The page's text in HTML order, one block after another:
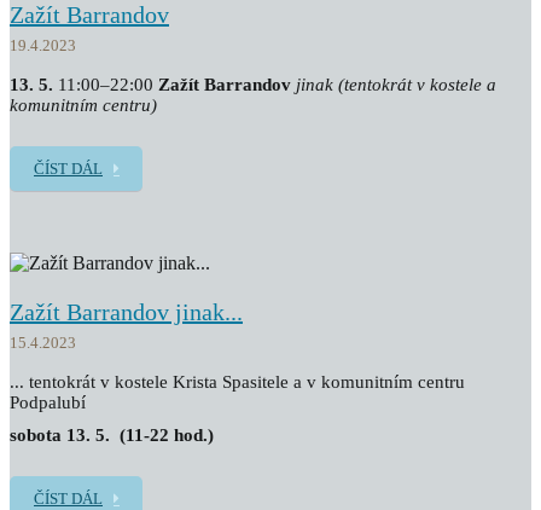
Zažít Barrandov
19.4.2023
13. 5. 11:00–22:00 Zažít Barrandov jinak (tentokrát v kostele a
komunitním centru)
ČÍST DÁL
Zažít Barrandov jinak...
15.4.2023
... tentokrát v kostele Krista Spasitele a v komunitním centru
Podpalubí
sobota 13. 5. (11-22 hod.)
ČÍST DÁL